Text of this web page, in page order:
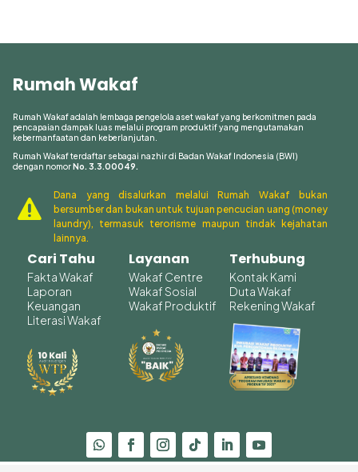
Rumah Wakaf
Rumah Wakaf adalah lembaga pengelola aset wakaf yang berkomitmen pada
pencapaian dampak luas melalui program produktif yang mengutamakan
kebermanfaatan dan keberlanjutan.
Rumah Wakaf terdaftar sebagai nazhir di Badan Wakaf Indonesia (BWI)
dengan nomorNo. 3.3.00049.

Dana yang disalurkan melalui Rumah Wakaf bukan
bersumber dan bukan untuk tujuan pencucian uang (money
laundry), termasuk terorisme maupun tindak kejahatan
lainnya.
Cari Tahu
Fakta Wakaf
Laporan
Keuangan
Literasi Wakaf
Layanan
Wakaf Centre
Wakaf Sosial
Wakaf Produktif
Terhubung
Kontak Kami
Duta Wakaf
Rekening Wakaf